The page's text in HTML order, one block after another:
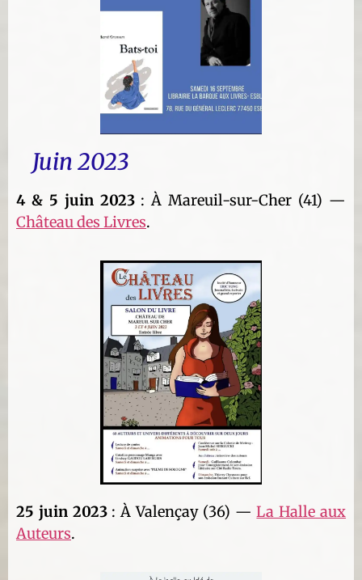
Juin 2023
4 & 5 juin 2023: À Mareuil-sur-Cher (41) —
Château des Livres.
25 juin 2023: À Valençay (36) —La Halle aux
Auteurs.